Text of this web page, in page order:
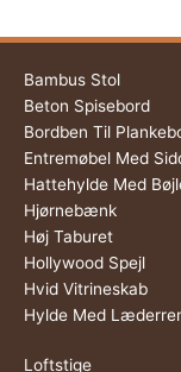
Bambus Stol
Beton Spisebord
Bordben Til
Entremøbel Med
Hattehylde Med
Hjørnebænk
Høj Taburet
Hollywood Spejl
Hvid Vitrineskab
Hylde Med
Loftstige